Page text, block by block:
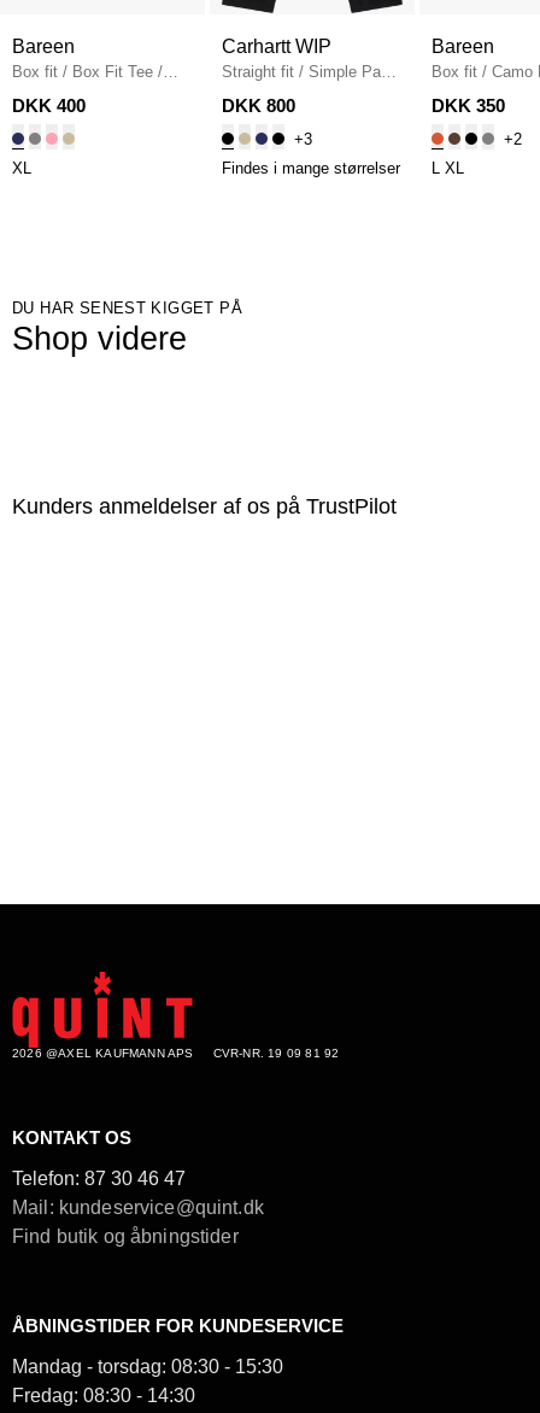
Bareen
Box fit / Box Fit Tee /
NAVY
DKK 400
XL
Carhartt WIP
Straight fit / Simple Pant
I020075 / BLACK
DKK 800
+3
Findes i mange størrelser
Bareen
Box fit / Camo
Fit T-shirt /
DKK 350
+2
XL
DU HAR SENEST KIGGET PÅ
Shop videre
Kunders anmeldelser af os på TrustPilot
2026 @AXEL KAUFMANN APS CVR-NR. 19 09 81 92
KONTAKT OS
Telefon: 87 30 46 47
Mail: kundeservice@quint.dk
Find butik og åbningstider
ÅBNINGSTIDER FOR KUNDESERVICE
Mandag - torsdag: 08:30 - 15:30
Fredag: 08:30 - 14:30